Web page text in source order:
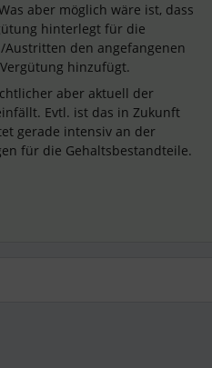
aber möglich wäre ist, dass
hinterlegt für die
Austritten den angefangenen
hinzufügt.
aber aktuell der
Evtl. ist das in Zukunft
gerade intensiv an der
für die Gehaltsbestandteile.